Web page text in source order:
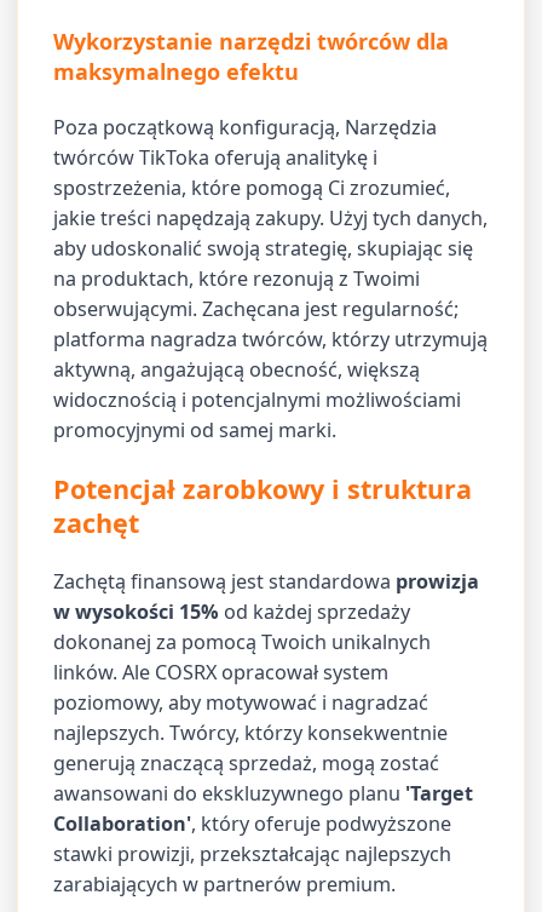
Wykorzystanie narzędzi twórców dla
maksymalnego efektu
Poza początkową konfiguracją, Narzędzia
twórców TikToka oferują analitykę i
spostrzeżenia, które pomogą Ci zrozumieć,
jakie treści napędzają zakupy. Użyj tych danych,
aby udoskonalić swoją strategię, skupiając się
na produktach, które rezonują z Twoimi
obserwującymi. Zachęcana jest regularność;
platforma nagradza twórców, którzy utrzymują
aktywną, angażującą obecność, większą
widocznością i potencjalnymi możliwościami
promocyjnymi od samej marki.
Potencjał zarobkowy i struktura
zachęt
Zachętą finansową jest standardowa prowizja
w wysokości 15% od każdej sprzedaży
dokonanej za pomocą Twoich unikalnych
linków. Ale COSRX opracował system
poziomowy, aby motywować i nagradzać
najlepszych. Twórcy, którzy konsekwentnie
generują znaczącą sprzedaż, mogą zostać
awansowani do ekskluzywnego planu 'Target
Collaboration', który oferuje podwyższone
stawki prowizji, przekształcając najlepszych
zarabiających w partnerów premium.